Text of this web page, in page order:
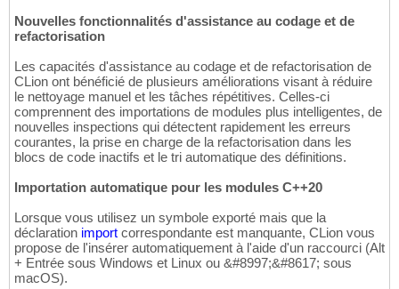
Nouvelles fonctionnalités d'assistance au codage et de
refactorisation
Les capacités d'assistance au codage et de refactorisation de
CLion ont bénéficié de plusieurs améliorations visant à réduire
le nettoyage manuel et les tâches répétitives. Celles-ci
comprennent des importations de modules plus intelligentes, de
nouvelles inspections qui détectent rapidement les erreurs
courantes, la prise en charge de la refactorisation dans les
blocs de code inactifs et le tri automatique des définitions.
Importation automatique pour les modules C++20
Lorsque vous utilisez un symbole exporté mais que la
déclaration import correspondante est manquante, CLion vous
propose de l'insérer automatiquement à l'aide d'un raccourci (Alt
+ Entrée sous Windows et Linux ou &#8997;&#8617; sous
macOS).